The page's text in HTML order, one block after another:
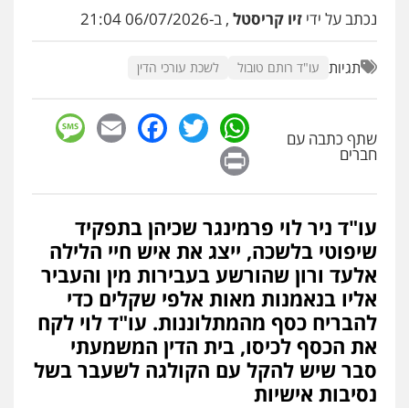
דוד אפרים משרד עורכי דין
פלילי צווארון לבן מס הכנסה מע"מ
נכתב על ידי זיו קריסטל , ב-06/07/2026 21:04
תגיות עו"ד רותם טובול לשכת עורכי הדין
שתף כתבה עם
חברים
WhatsApp
Twitter
Facebook
Email
עו"ד ניר לוי פרמינגר שכיהן בתפקיד
שיפוטי בלשכה, ייצג את איש חיי הלילה
אלעד ורון שהורשע בעבירות מין והעביר
אליו בנאמנות מאות אלפי שקלים כדי
להבריח כסף מהמתלוננות. עו"ד לוי לקח
את הכסף לכיסו, בית הדין המשמעתי
סבר שיש להקל עם הקולגה לשעבר בשל
נסיבות אישיות